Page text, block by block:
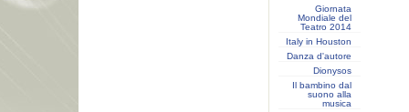
Giornata
Mondiale del
Teatro 2014
Italy in Houston
Danza d'autore
Dionysos
Il bambino dal
suono alla
musica